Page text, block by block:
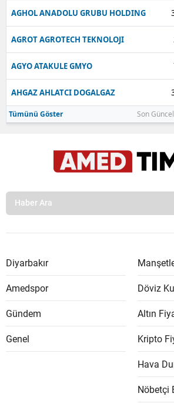
AGHOL ANADOLU GRUBU HOLDING
AGROT AGROTECH TEKNOLOJI
AGYO ATAKULE GMYO
AHGAZ AHLATCI DOGALGAZ
Tümünü Göster Son
Diyarbakır
Amedspor
Gündem
Genel
Döviz
Altın
Kripto
Hava
Nöbetçi